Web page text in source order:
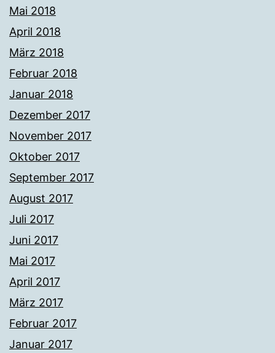
Mai 2018
April 2018
März 2018
Februar 2018
Januar 2018
Dezember 2017
November 2017
Oktober 2017
September 2017
August 2017
Juli 2017
Juni 2017
Mai 2017
April 2017
März 2017
Februar 2017
Januar 2017